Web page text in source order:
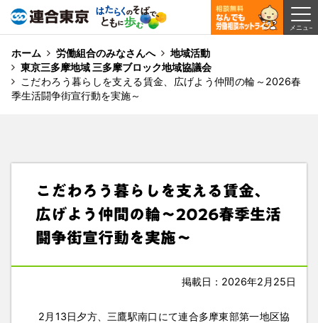
ホーム 労働組合のみなさんへ
地域活動
東京三多摩地域 三多摩ブロック地域協議会
こだわろう暮らしを支える賃金、広げよう仲間の輪～2026春
季生活闘争街宣行動を実施～
こだわろう暮らしを支える賃金、
広げよう仲間の輪～2026春季生活
闘争街宣行動を実施～
掲載日：2026年2月25日
2月13日夕方、三鷹駅南口にて連合多摩東部第一地区協